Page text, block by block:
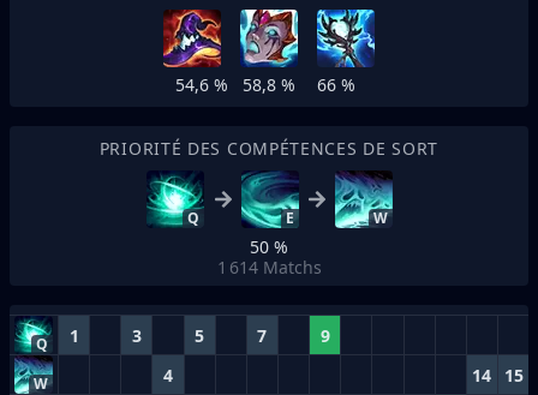
54,6 % 58,8 % 66 %
PRIORITÉ DES COMPÉTENCES DE SORT
Q E W
50 %
1 614 Matchs
Q 1 3 5 7 9
W 4 14 15